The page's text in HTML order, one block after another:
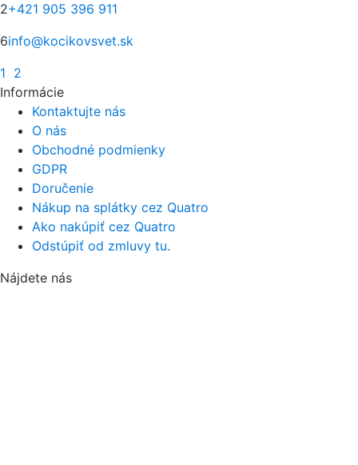
2+421 905 396 911
6info@kocikovsvet.sk
1 2
Informácie
Kontaktujte nás
O nás
Obchodné podmienky
GDPR
Doručenie
Nákup na splátky cez Quatro
Ako nakúpiť cez Quatro
Odstúpiť od zmluvy tu.
Nájdete nás